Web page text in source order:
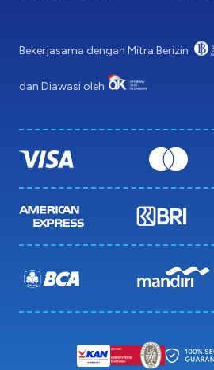
Bekerjasama dengan Mitra Berizin
dan Diawasi oleh